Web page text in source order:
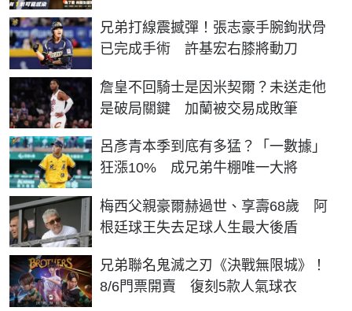
兄弟打線震撼彈！張志豪手腕鉤狀骨
已完成手術 許基宏右膝將動刀
詹皇不回騎士是因米契爾？未送走他
是破局關鍵 加蘭被交易成敗筆
呂彥青本季到底有多猛？「一數據」
狂漲10% 成兄弟牛棚唯一大將
梅西父親豪爾赫過世、享壽68歲 阿
根廷球王失去足球人生最大後盾
兄弟聯名鬼滅之刃《決戰無限城》！
8/6門票開賣 復刻5款人氣球衣